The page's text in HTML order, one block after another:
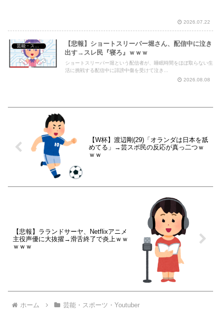
2026.07.22
芸能・スポーツ・Youtuber
【悲報】ショートスリーパー堀さん、配信中に泣き
出す→スレ民『寝ろ』ｗｗｗ
ショートスリーパー堀という配信者が、睡眠時間をほぼ取らない生
活に挑戦する配信中に誹謗中傷を受けて泣き...
2026.08.08
【W杯】渡辺剛(29)「オランダは日本を舐
めてる」→芸スポ民の反応が真っ二つｗ
ｗｗ
【悲報】ラランドサーヤ、Netflixアニメ
主役声優に大抜擢→滑舌終了で炎上ｗｗ
ｗｗｗ
ホーム 芸能・スポーツ・Youtuber